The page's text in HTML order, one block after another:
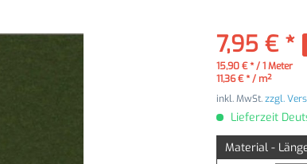
7,95 € *
15,90 € * / 1 Meter
11,36 € * / m²
inkl. MwSt.zzgl.
Lieferzeit
Material -